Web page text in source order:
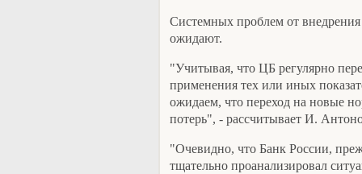
Системных проблем от
ожидают.
"Учитывая, что ЦБ регулярно
применения тех или иных
ожидаем, что переход на новые
потерь", - рассчитывает И.
"Очевидно, что Банк России,
тщательно проанализировал